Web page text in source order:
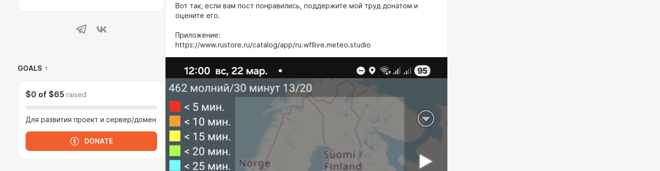
GOALS 1
$0 of $65 raised
Для развития проект и сервер/домен
DONATE
Вот так, если вам пост понравились, поддержите мой труд донатом и
оцените его.
Приложение:
https://www.rustore.ru/catalog/app/ru.wfllive.meteo.studio